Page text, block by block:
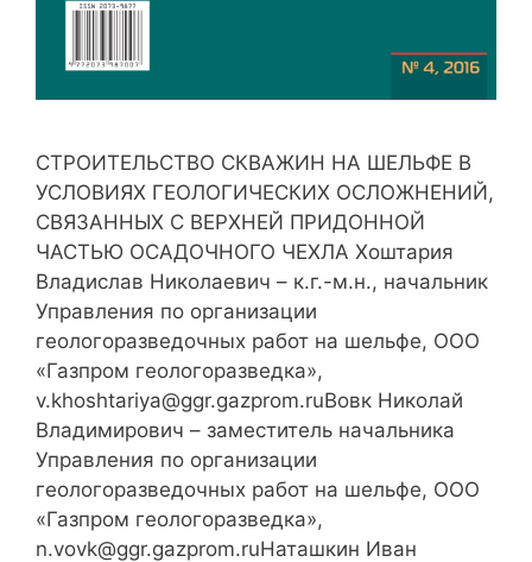
СТРОИТЕЛЬСТВО СКВАЖИН НА ШЕЛЬФЕ В
УСЛОВИЯХ ГЕОЛОГИЧЕСКИХ ОСЛОЖНЕНИЙ,
СВЯЗАННЫХ С ВЕРХНЕЙ ПРИДОННОЙ
ЧАСТЬЮ ОСАДОЧНОГО ЧЕХЛА Хоштария
Владислав Николаевич – к.г.-м.н., начальник
Управления по организации
геологоразведочных работ на шельфе, ООО
«Газпром геологоразведка»,
v.khoshtariya@ggr.gazprom.ruВовк Николай
Владимирович – заместитель начальника
Управления по организации
геологоразведочных работ на шельфе, ООО
«Газпром геологоразведка»,
n.vovk@ggr.gazprom.ruНаташкин Иван